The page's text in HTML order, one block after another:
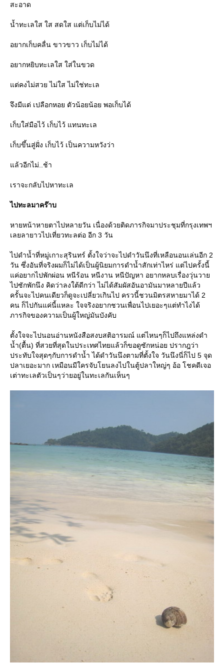
สะอาด
น้ำทะเลใส ใส สดใส แต่เก็บไม่ได้
อยากเก็บคลื่น ขาวขาว เก็บไม่ได้
อยากหยิบทะเลใส ใส่ในขวด
ต่คงไม่สวย ไม่ใส ไม่ใช่ทะเล
จึงมีแต่ เปลือกหอย ตัวน้อยน้อย พอเก็บได้
เก็บใส่มือไว้ เก็บไว้ แทนทะเล
เก็บขึ้นสู่ฝั่ง เก็บไว้ เป็นความหวังว่า
ล้วอีกไม่..ช้า
เราจะกลับไปหาทะเล
ไปทะลมาคร๊าบ
หายหน้าหายตาไปหลายวัน เนื่องด้วยติดภารกิจมาประชุมที่กรุงเทพฯ
เลยลายาวไปเที่ยวทะลต่อ อีก 3 วัน
ไปดำน้ำที่หมู่เกาะสุรินทร์ ตั้งใจว่าจะไปดำวันนึงที่เหลือนอนเล่นอีก 2
วัน ซึ่งอันที่จริงผมก็ไม่ได้เป็นผู้นิยมการดำน้ำสักเท่าไหร่ แต่ไปครั้งนี้
ค่อยากไปพักผ่อน หนีร้อน หนีงาน หนีปัญหา อยากหลบเรื่องวุ่นวา
ไปซักพักนึง คิดว่าลงใต้ดีกว่า ไม่ได้สัมผัสอันอามันมาหลายปีแล้ว
ครั้นจะไปคนเดียวก็ดูจะเปลี่ยวเกินไป ครวนี้ชวนมิตรสหายมาได้ 2
คน ก็ไปกันแค่นี้แหละ ใจจริงอยากชวนเพื่อนไปเยอะๆแต่ทำไงได้
ภารกิจของความเป็นผู้ใหญ่มันบังคับ
ตั้งใจจะไปนอนอ่านหนังสือสงบสติอารมณ์ แต่ไหนๆก็ไปถึงแหล่งดำ
น้ำ(ตื้น) ที่สวยที่สุดในประเทศไทยแล้วก็ขอดูซักหน่อย ปรากฎว่า
ประทับใจสุดๆกับการดำน้ำ ได้ดำวันนึงตามที่ตั้งใจ วันนึงนี่ก็ไป 5 จุด
ปลาเยอะมาก เหมือนมีใครจับโยนลงไปในตู้ปลาใหญ่ๆ อ้อ โชคดีเจอ
เต่าทะเลตัวเป็นๆว่ายอยู่ในทะเลกันเห็นๆ